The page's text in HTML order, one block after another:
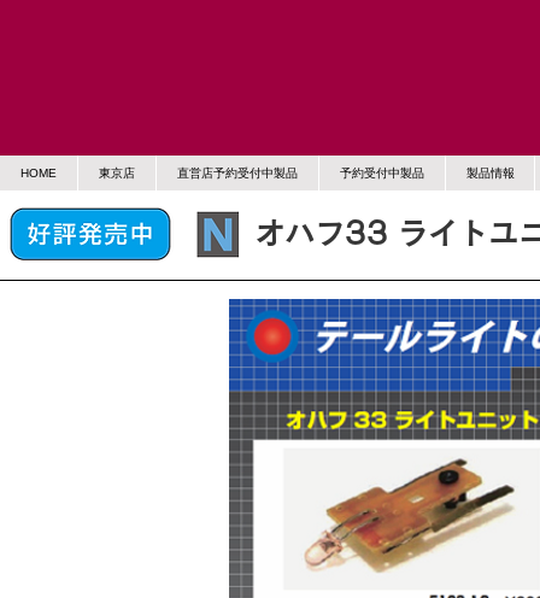
HOME 東京店 直営店予約受付中製品 予約受付中製品 製品情報
オハフ33 ライトユ